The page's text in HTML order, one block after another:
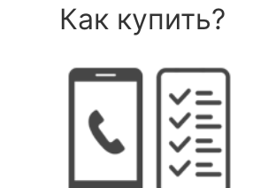
Как купить?